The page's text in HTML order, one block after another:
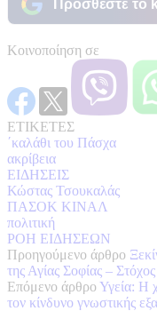
Προσθέστε
Κοινοποίηση σε
ΕΤΙΚΕΤΕΣ
΄καλάθι του Πάσχα
ακρίβεια
ΕΙΔΗΣΕΙΣ
Κώστας Τσουκαλάς
ΠΑΣΟΚ ΚΙΝΑΛ
πολιτική
ΡΟΗ ΕΙΔΗΣΕΩΝ
Προηγούμενο άρθρο
της Αγίας Σοφίας –
Επόμενο άρθρο Υγεία: Η
τον κίνδυνο γνωστικής